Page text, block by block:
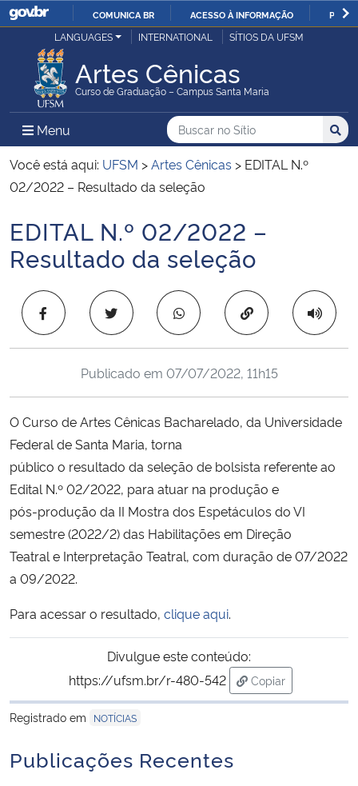
IR
O
COMUNICA BR ACESSO À INFORMAÇÃO
Ministério da Justiça e Segurança Pública
Ministério da Defesa
Ministério das Relações Exteriores
Ministério da Infraestrutura
Ministério da Educação
Ministério da Cidadania
Ministério da Ciência, Tecnologia, Inovações e Comunicações
Ministério do Meio Ambiente
Ministério do Turismo
Ministério do Desenvolvimento Regional
Ministério da Mulher, da Família e dos Direitos Humanos
Secretaria-Geral
LANGUAGES INTERNATIONAL SÍTIOS DA UFSM
Artes Cênicas
Curso de Graduação – Campus Santa Maria
Menu Menu Principal do Sítio
Busca
Buscar no no Sítio
Busca:
Você está aqui: UFSM >Artes Cênicas > EDITAL N.º
02/2022 – Resultado da seleção
Início do conteúdo
EDITAL N.º 02/2022 –
Resultado da seleção
Copiar para área
Publicado em 07/07/2022, 11h15
O Curso de Artes Cênicas Bacharelado, da Universidade
Federal de Santa Maria, torna
público o resultado da seleção de bolsista referente ao
Edital N.º 02/2022, para atuar na produção e
pós-produção da II Mostra dos Espetáculos do VI
semestre (2022/2) das Habilitações em Direção
Teatral e Interpretação Teatral, com duração de 07/2022
a 09/2022.
Para acessar o resultado, clique aqui.
Divulgue este conteúdo:
https://ufsm.br/r-480-542
Copiar
para área de
Registrado em
NOTÍCIAS
Publicações Recentes